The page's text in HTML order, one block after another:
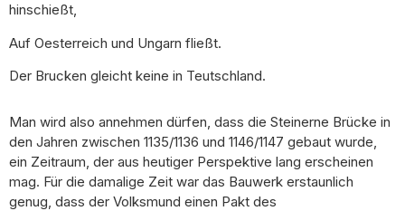
hinschießt,
Auf Oesterreich und Ungarn fließt.
Der Brucken gleicht keine in Teutschland.
Man wird also annehmen dürfen, dass die Steinerne Brücke in
den Jahren zwischen 1135/1136 und 1146/1147 gebaut wurde,
ein Zeitraum, der aus heutiger Perspektive lang erscheinen
mag. Für die damalige Zeit war das Bauwerk erstaunlich
genug, dass der Volksmund einen Pakt des